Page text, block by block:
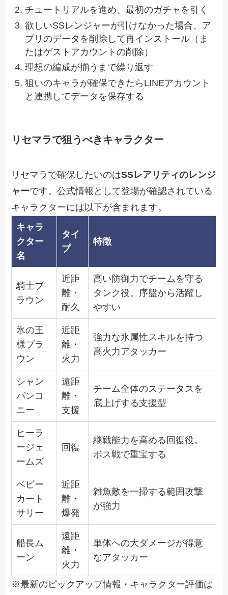
チュートリアルを進め、最初のガチャを引く
欲しいSSレンジャーが引けなかった場合、ア
プリのデータを削除して再インストール（ま
たはゲストアカウントの削除）
理想の編成が揃うまで繰り返す
狙いのキャラが確保できたらLINEアカウント
と連携してデータを保存する
リセマラで狙うべきキャラクター
リセマラで確保したいのはSSレアリティのレンジ
ャーです。公式情報として登場が確認されている
キャラクターには以下が含まれます。
キャラ
クター
名
タイ
プ
特徴
騎士ブ
ラウン
近距
離・
耐久
高い防御力でチームを守る
タンク役。序盤から活躍し
やすい
氷の王
様ブラ
ウン
近距
離・
火力
強力な氷属性スキルを持つ
高火力アタッカー
シャン
パンコ
ニー
遠距
離・
支援
チーム全体のステータスを
底上げする支援型
ヒーラ
ージェ
ームズ
回復
継戦能力を高める回復役。
ボス戦で重宝する
ベビー
カート
サリー
近距
離・
爆発
雑魚敵を一掃する範囲攻撃
が強力
船長ム
ーン
遠距
離・
火力
単体への大ダメージが得意
なアタッカー
※最新のピックアップ情報・キャラクター評価は